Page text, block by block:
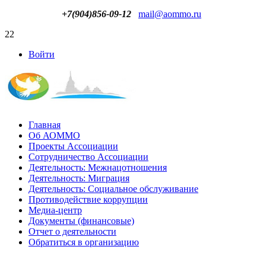
+7(904)856-09-12
mail@aommo.ru
22
Войти
Главная
Об АОММО
Проекты Ассоциации
Сотрудничество Ассоциации
Деятельность: Межнацотношения
Деятельность: Миграция
Деятельность: Социальное обслуживание
Противодействие коррупции
Медиа-центр
Документы (финансовые)
Отчет о деятельности
Обратиться в организацию